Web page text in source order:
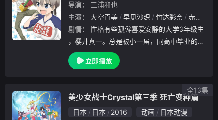
导演：
三浦和也
主演：
大空直美 早见沙织 竹达彩奈
赤羽根健治
剧情：
，樱井真一。总是被小一届，同高中毕业的学
妹宇崎花，以各种照顾爱耍孤僻的学长的名义
为由，进行各种无厘头的纠缠。虽然一开始觉
立即播放
美少女战士Crystal第三季 死亡变种篇
日本 日本 2016 动画
日本动漫
全13集